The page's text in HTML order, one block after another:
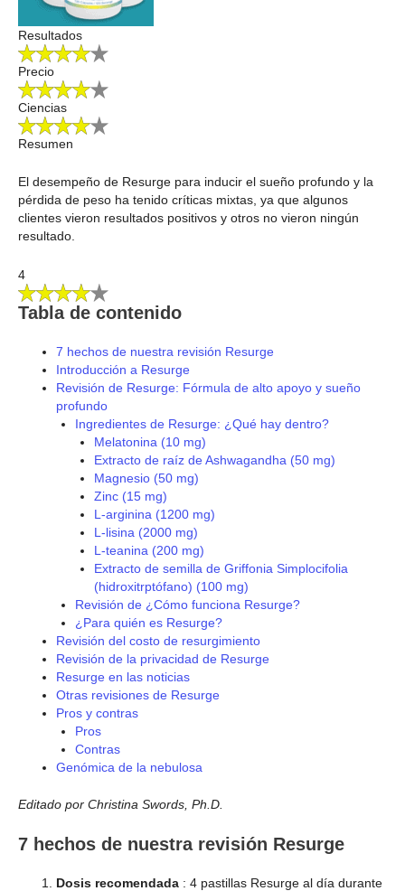
Resultados
Precio
Ciencias
Resumen
El desempeño de Resurge para inducir el sueño profundo y la
pérdida de peso ha tenido críticas mixtas, ya que algunos
clientes vieron resultados positivos y otros no vieron ningún
resultado.
4
Tabla de contenido
7 hechos de nuestra revisión Resurge
Introducción a Resurge
Revisión de Resurge: Fórmula de alto apoyo y sueño
profundo
Ingredientes de Resurge: ¿Qué hay dentro?
Melatonina (10 mg)
Extracto de raíz de Ashwagandha (50 mg)
Magnesio (50 mg)
Zinc (15 mg)
L-arginina (1200 mg)
L-lisina (2000 mg)
L-teanina (200 mg)
Extracto de semilla de Griffonia Simplocifolia
(hidroxitrptófano) (100 mg)
Revisión de ¿Cómo funciona Resurge?
¿Para quién es Resurge?
Revisión del costo de resurgimiento
Revisión de la privacidad de Resurge
Resurge en las noticias
Otras revisiones de Resurge
Pros y contras
Pros
Contras
Genómica de la nebulosa
Editado por Christina Swords, Ph.D.
7 hechos de nuestra revisión Resurge
Dosis recomendada : 4 pastillas Resurge al día durante